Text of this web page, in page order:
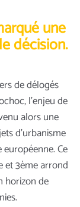
une
décision.
de délogés
l’enjeu de
alors une
d’urbanisme
européenne. Ce
et 3ème arrond
horizon de